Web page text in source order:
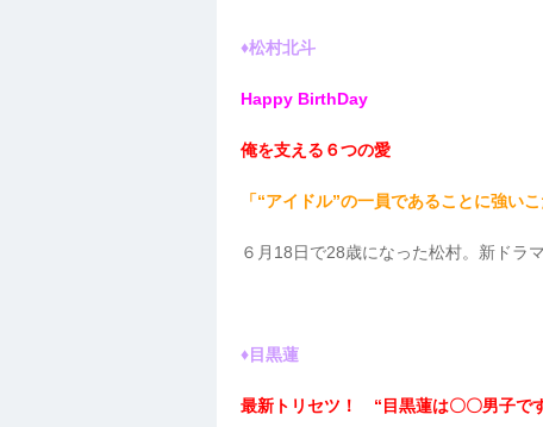
♦松村北斗
Happy BirthDay
俺を支える６つの愛
「“アイドル”の一員であることに強い
６月18日で28歳になった松村。新ドラ
♦目黒蓮
最新トリセツ！ “目黒蓮は〇〇男子で